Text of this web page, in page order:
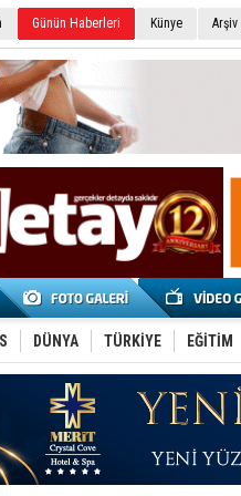
Günün Haberleri Künye Arşiv
DÜNYA TÜRKİYE EĞİTİM